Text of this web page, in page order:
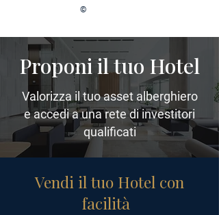
©
Proponi il tuo Hotel
Valorizza il tuo asset alberghiero
e accedi a una rete di investitori
qualificati
Vendi il tuo Hotel con
facilità